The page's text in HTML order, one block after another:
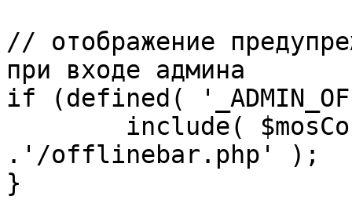
// отображение
при входе админа
if (defined(
.'/offlinebar.php' );
}